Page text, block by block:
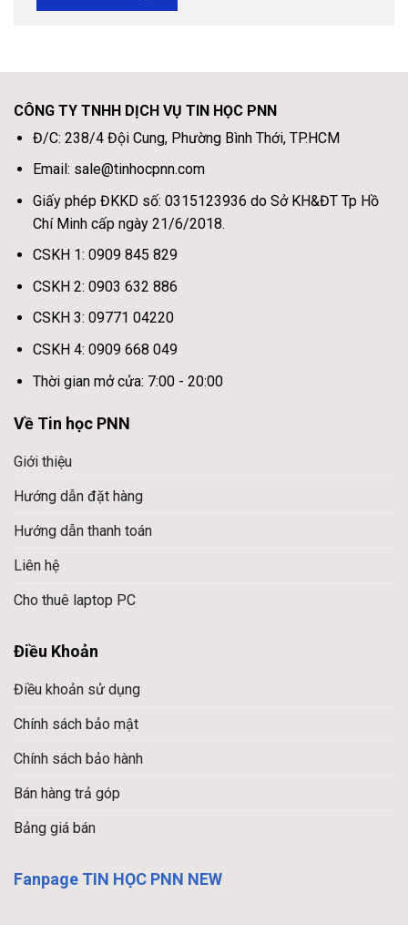
CÔNG TY TNHH DỊCH VỤ TIN HỌC PNN
Đ/C: 238/4 Đội Cung, Phường Bình Thới, TP.HCM
Email: sale@tinhocpnn.com
Giấy phép ĐKKD số: 0315123936 do Sở KH&ĐT Tp Hồ
Chí Minh cấp ngày 21/6/2018.
CSKH 1: 0909 845 829
CSKH 2: 0903 632 886
CSKH 3: 09771 04220
CSKH 4: 0909 668 049
Thời gian mở cửa: 7:00 - 20:00
Về Tin học PNN
Giới thiệu
Hướng dẫn đặt hàng
Hướng dẫn thanh toán
Liên hệ
Cho thuê laptop PC
Điều Khoản
Điều khoản sử dụng
Chính sách bảo mật
Chính sách bảo hành
Bán hàng trả góp
Bảng giá bán
Fanpage TIN HỌC PNN NEW